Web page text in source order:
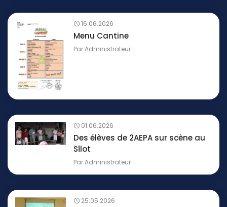
16.06.2026
Menu Cantine
ParAdministrateur
01.06.2026
Des élèves de 2AEPA sur scène au
Sîlot
ParAdministrateur
25.05.2026